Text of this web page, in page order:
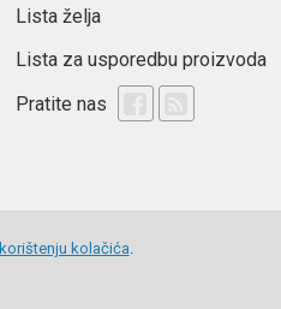
Lista želja
Lista za usporedbu proizvoda
Pratite nas
korištenju kolačića.